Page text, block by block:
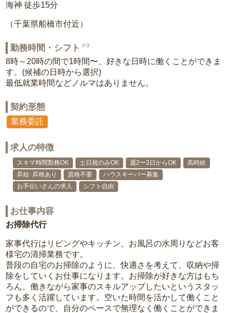
海神 徒歩15分
（千葉県船橋市付近）
勤務時間・シフト ※3
8時～20時の間で1時間〜、好きな日時に働くことができま
す。(候補の日時から選択)
最低就業時間などノルマはありません。
契約形態
業務委託
求人の特徴
スキマ時間勤務OK 土日祝のみOK 週2〜3日からOK
高時給
昇給･昇格あり
資格不要
ハウスキーパー募集
お手伝いさんの求人
シフト自由
お仕事内容
お掃除代行
家事代行はリビングやキッチン、お風呂の水周りなどお客
様宅の清掃業務です。
普段の自宅のお掃除のように、快適さを考えて、収納や掃
除をしていくお仕事になります。お掃除が好きな方はもち
ろん、働きながら家事のスキルアップしたいというスタッ
フも多く活躍しています。空いた時間を活かして働くこと
ができるので、自分のペースで無理なく働くことができま